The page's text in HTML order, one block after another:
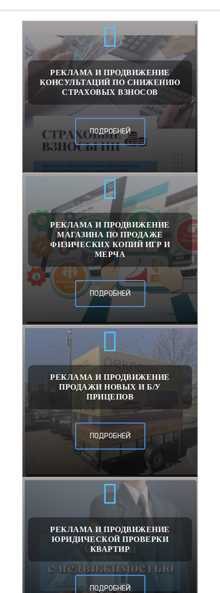
РЕКЛАМА И ПРОДВИЖЕНИЕ
КОНСУЛЬТАЦИЙ ПО СНИЖЕНИЮ
СТРАХОВЫХ ВЗНОСОВ
ПОДРОБНЕЙ
РЕКЛАМА И ПРОДВИЖЕНИЕ
МАГАЗИНА ПО ПРОДАЖЕ
ФИЗИЧЕСКИХ КОПИЙ ИГР И
МЕРЧА
ПОДРОБНЕЙ
РЕКЛАМА И ПРОДВИЖЕНИЕ
ПРОДАЖИ НОВЫХ И Б/У
ПРИЦЕПОВ
ПОДРОБНЕЙ
РЕКЛАМА И ПРОДВИЖЕНИЕ
ЮРИДИЧЕСКОЙ ПРОВЕРКИ
КВАРТИР
ПОДРОБНЕЙ